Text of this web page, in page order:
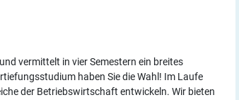
vermittelt in vier Semestern ein breites
haben Sie die Wahl! Im Laufe
der Betriebswirtschaft entwickeln. Wir bieten